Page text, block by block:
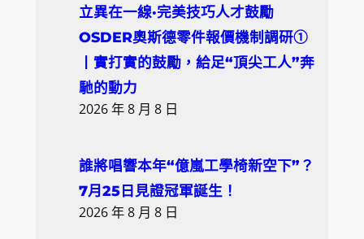
立異在一線·完美技巧人才鼓勵
OSDER奧斯德零件報價機制調研①
丨實打實的鼓勵，給足“頂尖工人”奔
馳的動力
2026 年 8 月 8 日
誰將唱響本年“億嵐工學椅新空下”？
7月25日見證冠軍誕生！
2026 年 8 月 8 日